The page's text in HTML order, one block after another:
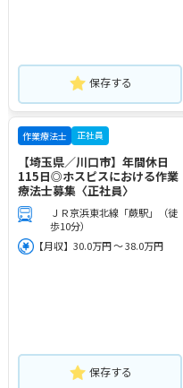
保存する
作業療法士 正社員
【埼玉県／川口市】年間休日
115日◎ホスピスにおける作業
療法士募集〈正社員〉
ＪＲ京浜東北線「蕨駅」（徒
歩10分）
【月収】30.0万円 ～ 38.0万円
保存する